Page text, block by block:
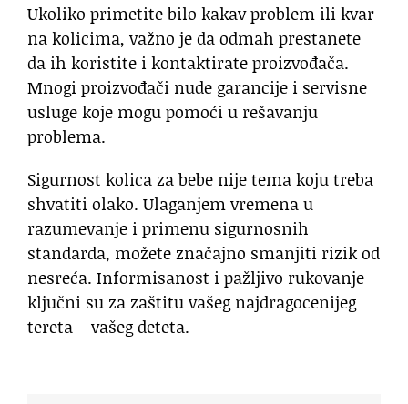
Ukoliko primetite bilo kakav problem ili kvar
na kolicima, važno je da odmah prestanete
da ih koristite i kontaktirate proizvođača.
Mnogi proizvođači nude garancije i servisne
usluge koje mogu pomoći u rešavanju
problema.
Sigurnost kolica za bebe nije tema koju treba
shvatiti olako. Ulaganjem vremena u
razumevanje i primenu sigurnosnih
standarda, možete značajno smanjiti rizik od
nesreća. Informisanost i pažljivo rukovanje
ključni su za zaštitu vašeg najdragocenijeg
tereta – vašeg deteta.